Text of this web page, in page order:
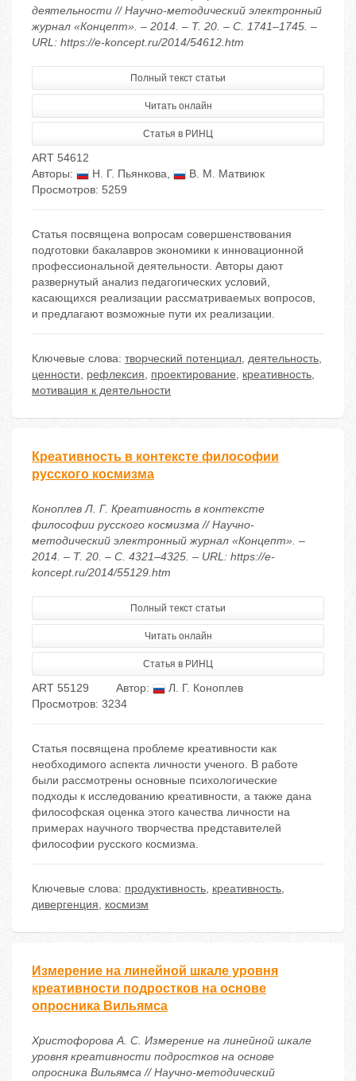
деятельности // Научно-методический электронный
журнал «Концепт». – 2014. – Т. 20. – С. 1741–1745. –
URL: https://e-koncept.ru/2014/54612.htm
Полный текст статьи
Читать онлайн
Статья в РИНЦ
ART 54612
Авторы:
Н. Г. Пьянкова,
В. М. Матвиюк
Просмотров: 5259
Статья посвящена вопросам совершенствования
подготовки бакалавров экономики к инновационной
профессиональной деятельности. Авторы дают
развернутый анализ педагогических условий,
касающихся реализации рассматриваемых вопросов,
и предлагают возможные пути их реализации.
Ключевые слова: творческий потенциал, деятельность,
ценности, рефлексия, проектирование, креативность,
мотивация к деятельности
Креативность в контексте философии
русского космизма
Коноплев Л. Г. Креативность в контексте
философии русского космизма // Научно-
методический электронный журнал «Концепт». –
2014. – Т. 20. – С. 4321–4325. – URL: https://e-
koncept.ru/2014/55129.htm
Полный текст статьи
Читать онлайн
Статья в РИНЦ
ART 55129 Автор:
Л. Г. Коноплев
Просмотров: 3234
Статья посвящена проблеме креативности как
необходимого аспекта личности ученого. В работе
были рассмотрены основные психологические
подходы к исследованию креативности, а также дана
философская оценка этого качества личности на
примерах научного творчества представителей
философии русского космизма.
Ключевые слова: продуктивность, креативность,
дивергенция, космизм
Измерение на линейной шкале уровня
креативности подростков на основе
опросника Вильямса
Христофорова А. С. Измерение на линейной шкале
уровня креативности подростков на основе
опросника Вильямса // Научно-методический